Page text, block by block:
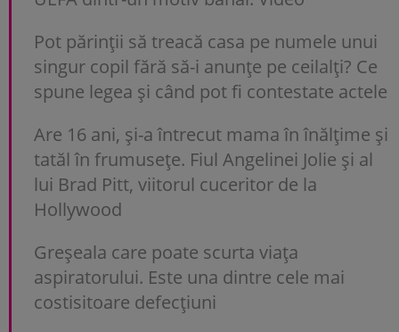
Pot părinții să treacă casa pe numele unui
singur copil fără să-i anunțe pe ceilalți? Ce
spune legea și când pot fi contestate actele
Are 16 ani, și-a întrecut mama în înălțime și
tatăl în frumusețe. Fiul Angelinei Jolie și al
lui Brad Pitt, viitorul cuceritor de la
Hollywood
Greșeala care poate scurta viața
aspiratorului. Este una dintre cele mai
costisitoare defecțiuni